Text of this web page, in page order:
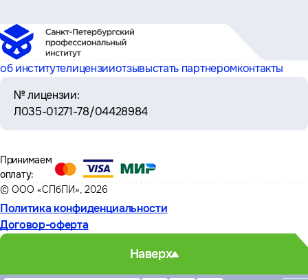
об институтелицензииотзывыстать партнеромконтакты
№ лицензии:
Л035-01271-78/04428984
© ООО «СПбПИ», 2026
Политика конфиденциальности
Договор-оферта
Принимаем
оплату:
Наверх